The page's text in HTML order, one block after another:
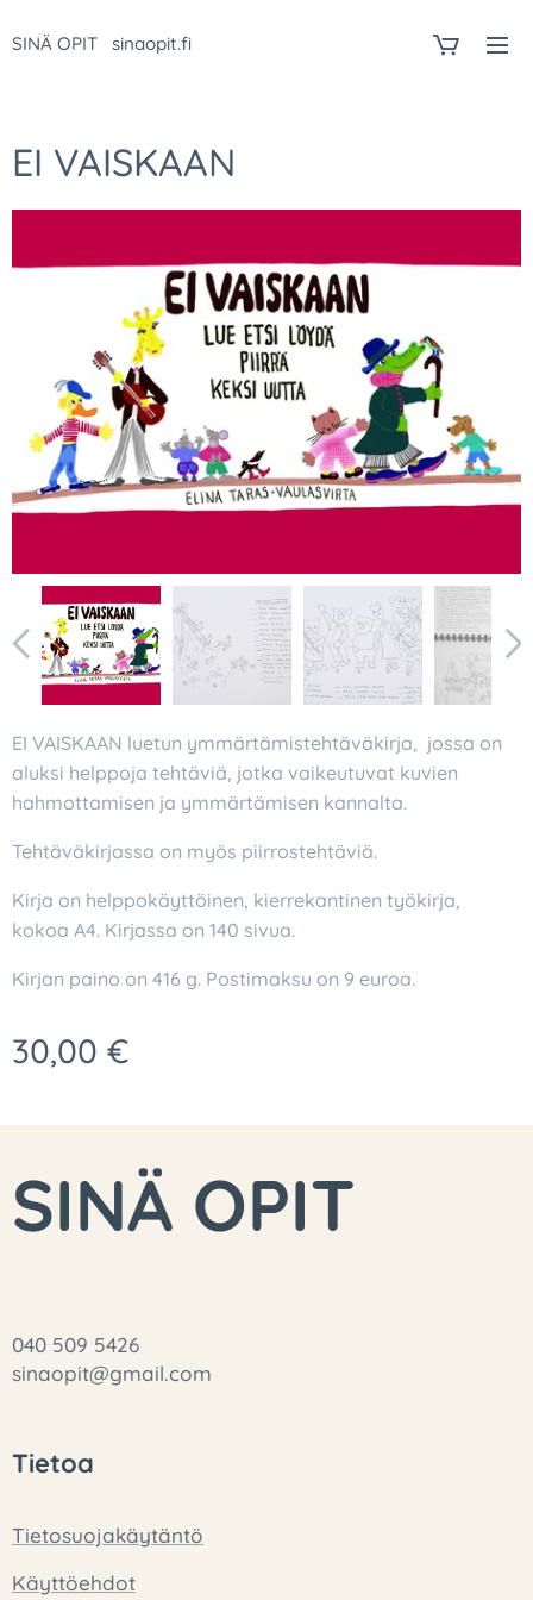
SINÄ OPIT sinaopit.fi
EI VAISKAAN
EI VAISKAAN luetun ymmärtämistehtäväkirja, jossa on
aluksi helppoja tehtäviä, jotka vaikeutuvat kuvien
hahmottamisen ja ymmärtämisen kannalta.
Tehtäväkirjassa on myös piirrostehtäviä.
Kirja on helppokäyttöinen, kierrekantinen työkirja,
kokoa A4. Kirjassa on 140 sivua.
Kirjan paino on 416 g. Postimaksu on 9 euroa.
30,00 €
SINÄ OPIT
040 509 5426
sinaopit@gmail.com
Tietoa
Tietosuojakäytäntö
Käyttöehdot